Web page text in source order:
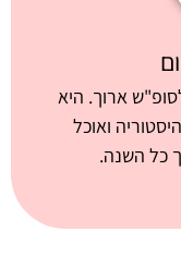
ארוך. היא
ואוכל
כל השנה.